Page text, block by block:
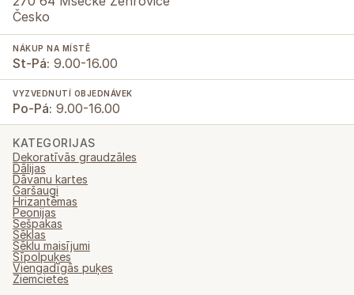
Česko
NÁKUP NA MÍSTĚ
St-Pá: 9.00-16.00
VYZVEDNUTÍ OBJEDNÁVEK
Po-Pá: 9.00-16.00
KATEGORIJAS
Dekoratīvās graudzāles
Dālijas
Dāvanu kartes
Garšaugi
Hrizantēmas
Peonijas
Sešpakas
Sēklas
Sēklu maisījumi
Sīpolpuķes
Viengadīgās puķes
Ziemcietes